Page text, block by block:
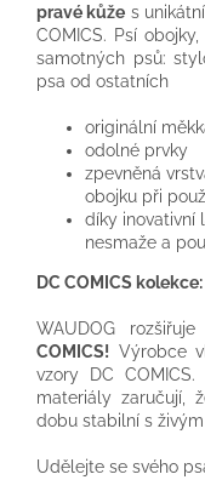
pravé kůže s
COMICS. Psí
samotných psů:
psa od ostatních
originální
odolné prvky
zpevněná
obojku při
díky inovativní
nesmaže a
DC COMICS kolekce:
WAUDOG
COMICS! Výrobce
vzory DC
materiály zaručují,
dobu stabilní s
Udělejte se svého